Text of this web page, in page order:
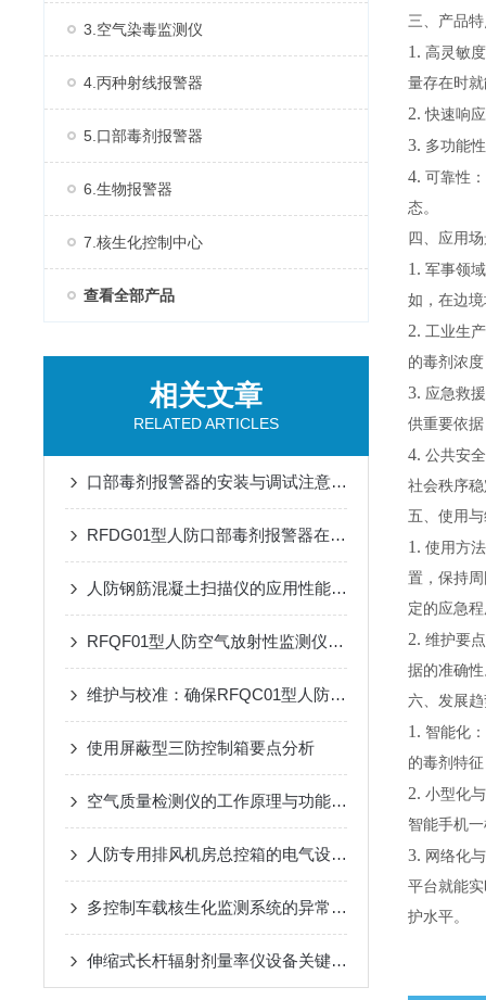
3.空气染毒监测仪
4.丙种射线报警器
5.口部毒剂报警器
6.生物报警器
7.核生化控制中心
查看全部产品
相关文章
RELATED ARTICLES
口部毒剂报警器的安装与调试注意事项
RFDG01型人防口部毒剂报警器在应急响应中的应用效果
人防钢筋混凝土扫描仪的应用性能研究
RFQF01型人防空气放射性监测仪的工作原理与技术分析
维护与校准：确保RFQC01型人防生物报警器长期有效
使用屏蔽型三防控制箱要点分析
空气质量检测仪的工作原理与功能特点概述
人防专用排风机房总控箱的电气设计要点：负荷计算、短路保护与电缆选择
多控制车载核生化监测系统的异常处理方法
伸缩式长杆辐射剂量率仪设备关键技术与应用
三、产品
1. 高灵敏
量存在时
2.快速响
3. 多功能
4. 可靠性
态。
四、应用
1. 军事领
如，在边
2. 工业生
的毒剂浓
3. 应急救
供重要依
4. 公共安
社会秩序
五、使用
1. 使用方
置，保持
定的应急
2. 维护要
据的准确
六、发展
1. 智能化
的毒剂特
2. 小型化
智能手机
3. 网络化
平台就能
护水平。